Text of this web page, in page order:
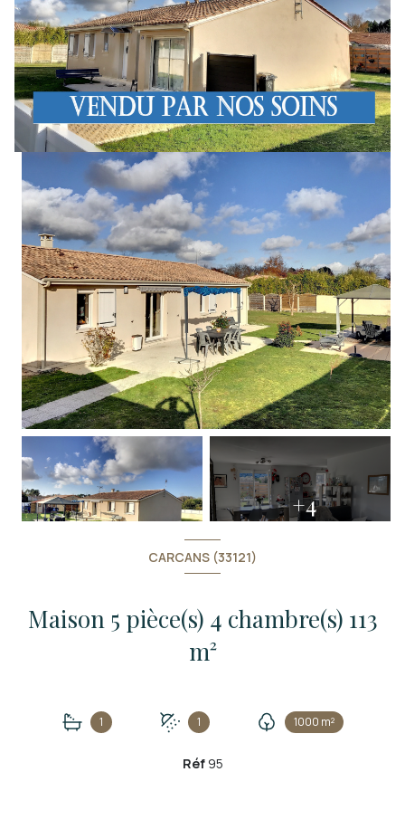
+4
CARCANS (33121)
Maison 5 pièce(s) 4 chambre(s) 113
m²
1 1 1000 m²
Réf 95